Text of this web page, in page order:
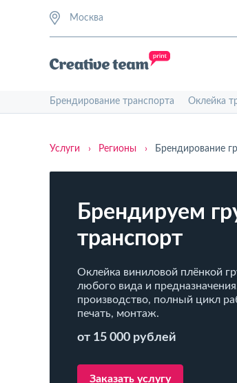
Москва
Брендирование транспорта Оклейка
Услуги › Регионы › Брендирование
Брендируем
транспорт
Оклейка виниловой плёнкой
любого вида и
производство, полный цикл
печать, монтаж.
от 15 000 рублей
Заказать услугу